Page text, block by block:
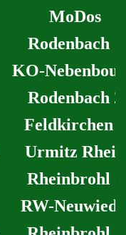
MoDos
Rodenbach 1
KO-
Rodenbach 2
Feldkirchen 3
Urmitz Rhein
Rheinbrohl 3
RW-Neuwied